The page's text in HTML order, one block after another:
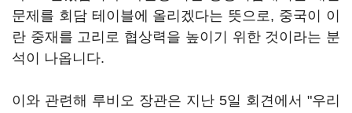
문제를 회담 테이블에 올리겠다는 뜻으로, 중국이 이
란 중재를 고리로 협상력을 높이기 위한 것이라는 분
석이 나옵니다.
이와 관련해 루비오 장관은 지난 5일 회견에서 "우리